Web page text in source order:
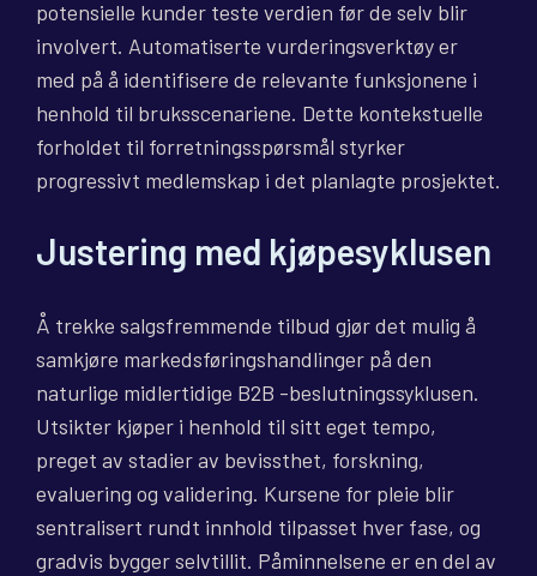
potensielle kunder teste verdien før de selv blir
involvert. Automatiserte vurderingsverktøy er
med på å identifisere de relevante funksjonene i
henhold til bruksscenariene. Dette kontekstuelle
forholdet til forretningsspørsmål styrker
progressivt medlemskap i det planlagte prosjektet.
Justering med kjøpesyklusen
Å trekke salgsfremmende tilbud gjør det mulig å
samkjøre markedsføringshandlinger på den
naturlige midlertidige B2B -beslutningssyklusen.
Utsikter kjøper i henhold til sitt eget tempo,
preget av stadier av bevissthet, forskning,
evaluering og validering. Kursene for pleie blir
sentralisert rundt innhold tilpasset hver fase, og
gradvis bygger selvtillit. Påminnelsene er en del av